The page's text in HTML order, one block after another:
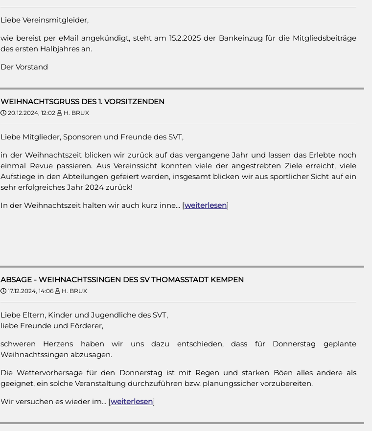
Liebe Vereinsmitgleider,
wie bereist per eMail angekündigt, steht am 15.2.2025 der Bankeinzug für die Mitgliedsbeiträge
des ersten Halbjahres an.
Der Vorstand
WEIHNACHTSGRUSS DES 1. VORSITZENDEN
20.12.2024, 12:02 H. BRUX
Liebe Mitglieder, Sponsoren und Freunde des SVT,
in der Weihnachtszeit blicken wir zurück auf das vergangene Jahr und lassen das Erlebte noch
einmal Revue passieren. Aus Vereinssicht konnten viele der angestrebten Ziele erreicht, viele
Aufstiege in den Abteilungen gefeiert werden, insgesamt blicken wir aus sportlicher Sicht auf ein
sehr erfolgreiches Jahr 2024 zurück!
In der Weihnachtszeit halten wir auch kurz inne... [weiterlesen]
ABSAGE - WEIHNACHTSSINGEN DES SV THOMASSTADT KEMPEN
17.12.2024, 14:06 H. BRUX
Liebe Eltern, Kinder und Jugendliche des SVT,
liebe Freunde und Förderer,
schweren Herzens haben wir uns dazu entschieden, dass für Donnerstag geplante
Weihnachtssingen abzusagen.
Die Wettervorhersage für den Donnerstag ist mit Regen und starken Böen alles andere als
geeignet, ein solche Veranstaltung durchzuführen bzw. planungssicher vorzubereiten.
Wir versuchen es wieder im... [weiterlesen]